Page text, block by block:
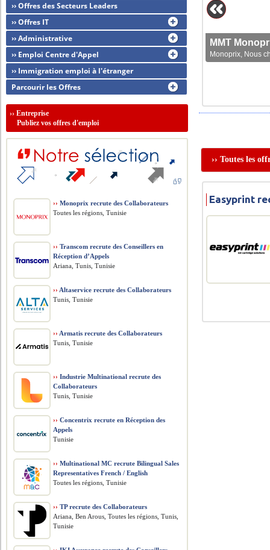
MMT
Monoprix, Nous
›› Toutes les
Easyprint
›› Offres des Secteurs Leaders
›› Offres IT
›› Administrative
›› Emploi Centre d'Appel
›› Immigration emploi à l'étranger
Parcourir les Offres
››Entreprise
Publiez vos offres d'emploi
›› Monoprix recrute des Collaborateurs
Toutes les régions, Tunisie
›› Transcom recrute des Conseillers en
Réception d’Appels
Ariana, Tunis, Tunisie
›› Altaservice recrute des Collaborateurs
Tunis, Tunisie
›› Armatis recrute des Collaborateurs
Tunis, Tunisie
›› Industrie Multinational recrute des
Collaborateurs
Tunis, Tunisie
›› Concentrix recrute en Réception des
Appels
Tunisie
›› Multinational MC recrute Bilingual Sales
Representatives French / English
Toutes les régions, Tunisie
›› TP recrute des Collaborateurs
Ariana, Ben Arous, Toutes les régions, Tunis,
Tunisie